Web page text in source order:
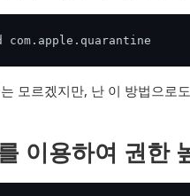
모르겠지만, 난 이 방법으로
이용하여 권한